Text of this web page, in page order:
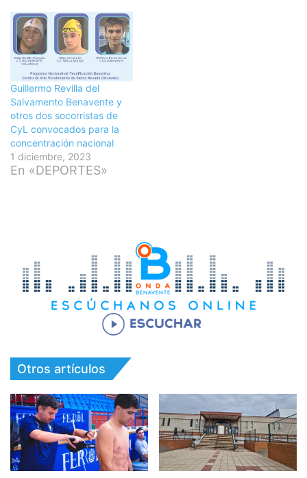
Guillermo Revilla del
Salvamento Benavente y
otros dos socorristas de
CyL convocados para la
concentración nacional
1 diciembre, 2023
En «DEPORTES»
Otros artículos